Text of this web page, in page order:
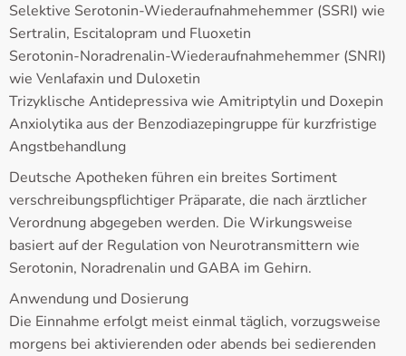
Selektive Serotonin-Wiederaufnahmehemmer (SSRI) wie
Sertralin, Escitalopram und Fluoxetin
Serotonin-Noradrenalin-Wiederaufnahmehemmer (SNRI)
wie Venlafaxin und Duloxetin
Trizyklische Antidepressiva wie Amitriptylin und Doxepin
Anxiolytika aus der Benzodiazepingruppe für kurzfristige
Angstbehandlung
Deutsche Apotheken führen ein breites Sortiment
verschreibungspflichtiger Präparate, die nach ärztlicher
Verordnung abgegeben werden. Die Wirkungsweise
basiert auf der Regulation von Neurotransmittern wie
Serotonin, Noradrenalin und GABA im Gehirn.
Anwendung und Dosierung
Die Einnahme erfolgt meist einmal täglich, vorzugsweise
morgens bei aktivierenden oder abends bei sedierenden